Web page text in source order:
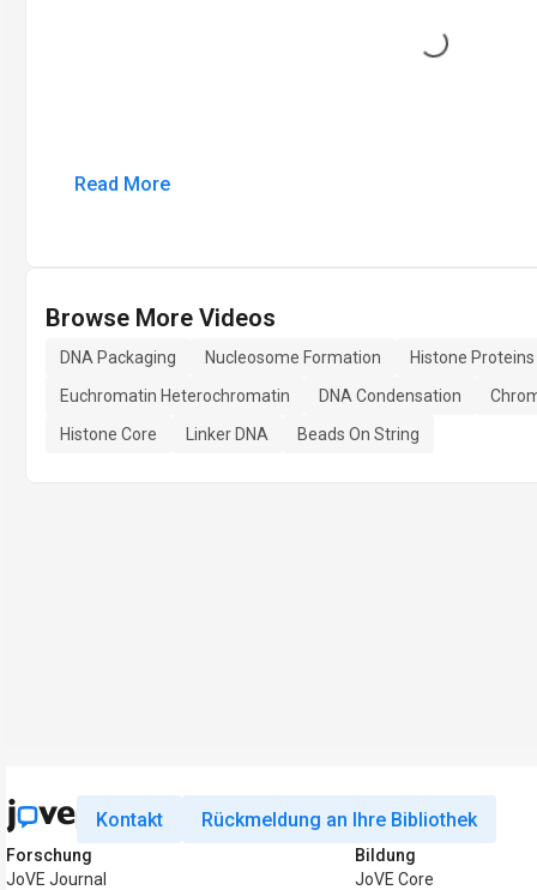
Loading...
Read More
Browse More Videos
DNA Packaging Nucleosome Formation
Histone Proteins
Euchromatin Heterochromatin
DNA Condensation
Histone Core
Linker DNA Beads On String
Kontakt Rückmeldung an Ihre Bibliothek
Forschung
JoVE Journal
Bildung
JoVE Core